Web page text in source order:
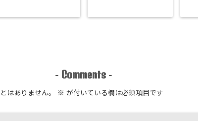
- Comments -
はありません。 ※ が付いている欄は必須項目です